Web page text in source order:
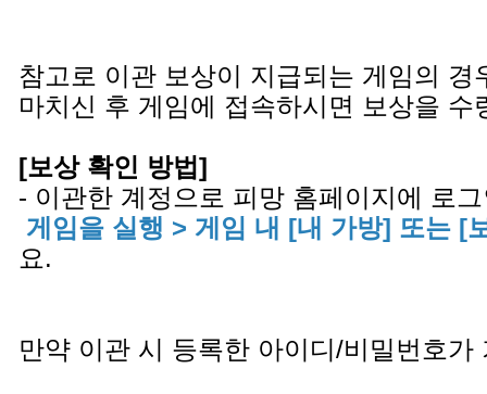
참고로 이관 보상이 지급되는 게임의 경
마치신 후 게임에 접속하시면 보상을 수
[보상 확인 방법]
- 이관한 계정으로 피망 홈페이지에 로
게임을 실행 > 게임 내 [내 가방] 또는 [
요.
만약 이관 시 등록한 아이디/비밀번호가